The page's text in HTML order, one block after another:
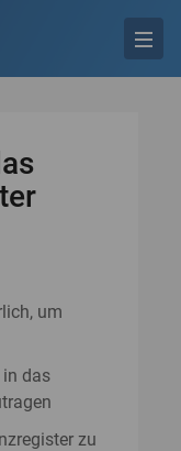
um
das
zu